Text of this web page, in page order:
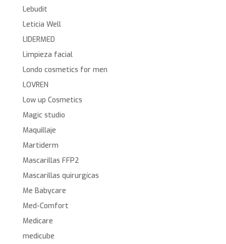
Lebudit
Leticia Well
LIDERMED
Limpieza facial
Londo cosmetics for men
LOVREN
Low up Cosmetics
Magic studio
Maquillaje
Martiderm
Mascarillas FFP2
Mascarillas quirurgícas
Me Babycare
Med-Comfort
Medicare
medicube